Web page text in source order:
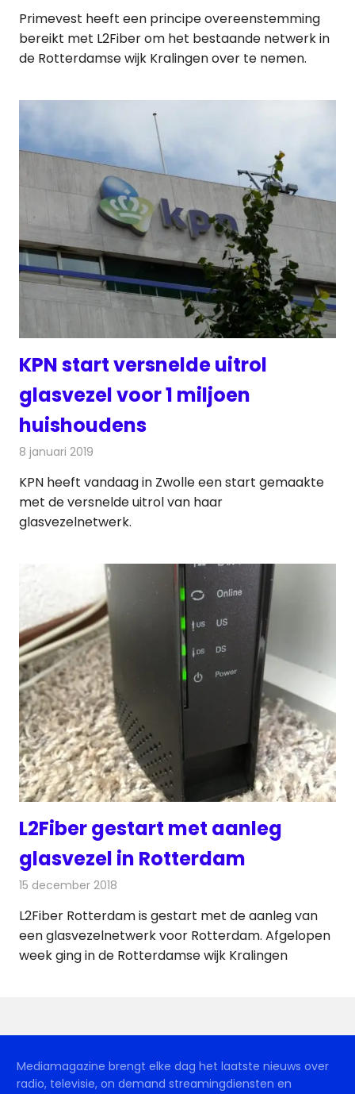
Primevest heeft een principe overeenstemming
bereikt met L2Fiber om het bestaande netwerk in
de Rotterdamse wijk Kralingen over te nemen.
KPN start versnelde uitrol
glasvezel voor 1 miljoen
huishoudens
8 januari 2019
KPN heeft vandaag in Zwolle een start gemaakte
met de versnelde uitrol van haar
glasvezelnetwerk.
L2Fiber gestart met aanleg
glasvezel in Rotterdam
15 december 2018
L2Fiber Rotterdam is gestart met de aanleg van
een glasvezelnetwerk voor Rotterdam. Afgelopen
week ging in de Rotterdamse wijk Kralingen
Mediamagazine brengt elke dag het laatste nieuws over
radio, televisie, on demand streamingdiensten en